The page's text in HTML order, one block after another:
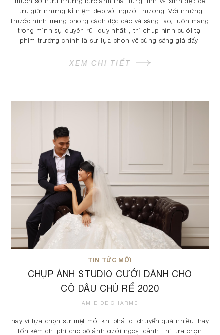
lưu giữ những kỉ niệm đẹp với người thương. Với những
thước hình mang phong cách độc đáo và sáng tạo, luôn mang
trong mình sự quyến rũ “duy nhất”, thì chụp hình cưới tại
phim trường chính là sự lựa chọn vô cùng sáng giá đấy!
XEM CHI TIẾT
TIN TỨC MỚI
CHỤP ẢNH STUDIO CƯỚI DÀNH CHO
CÔ DÂU CHÚ RỂ 2020
AMIE DE CHARME
hay vì lựa chọn sự mệt mỏi khi phải di chuyển quá nhiều, hay
tốn kém chi phí cho bộ ảnh cưới ngoại cảnh, thì lựa chọn